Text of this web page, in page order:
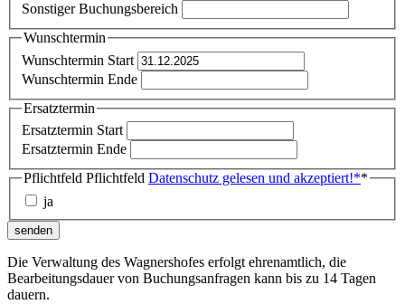
Sonstiger Buchungsbereich
Wunschtermin
Wunschtermin Start
Wunschtermin Ende
Ersatztermin
Ersatztermin Start
Ersatztermin Ende
Pflichtfeld Pflichtfeld Datenschutz gelesen und akzeptiert!**
ja
senden
Die Verwaltung des Wagnershofes erfolgt ehrenamtlich, die
Bearbeitungsdauer von Buchungsanfragen kann bis zu 14 Tagen
dauern.